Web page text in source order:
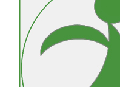
Leitung: Gudrun
Hauptstrasse 33
71093 Weil im
07157/5349853
Kurse für
Die Sportvereinigung
neue Seniorenkurse